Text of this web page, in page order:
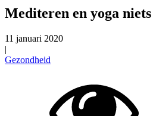
Mediteren en yoga
11 januari 2020
|
Gezondheid